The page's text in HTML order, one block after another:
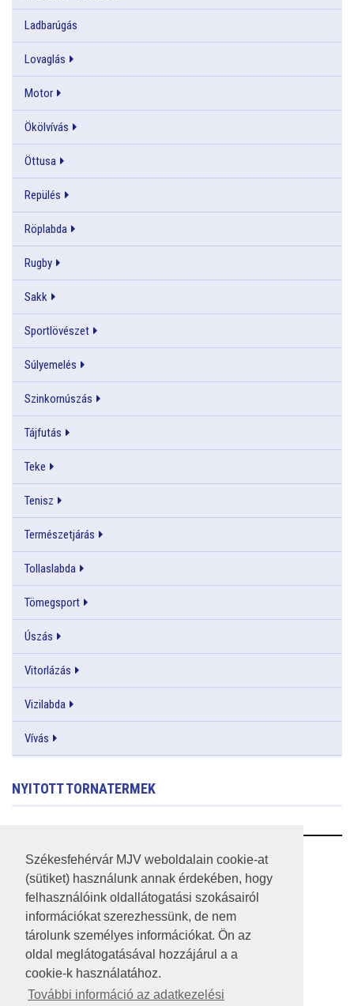
Székesfehérvár MJV weboldalain cookie-at
(sütiket) használunk annak érdekében, hogy
felhasználóink oldallátogatási szokásairól
információkat szerezhessünk, de nem
tárolunk személyes információkat. Ön az
oldal meglátogatásával hozzájárul a a
cookie-k használatához.
További információ az adatkezelési
Ladbarúgás
Lovaglás
Motor
Ökölvívás
Öttusa
Repülés
Röplabda
Rugby
Sakk
Sportlövészet
Súlyemelés
Szinkornúszás
Tájfutás
Teke
Tenisz
Természetjárás
Tollaslabda
Tömegsport
Úszás
Vitorlázás
Vizilabda
Vívás
NYITOTT TORNATERMEK
RSS
A HONLAP 2017.03.31-I ÁLLAPOTA
JOGI NYILATKOZAT
IMPRESSZUM